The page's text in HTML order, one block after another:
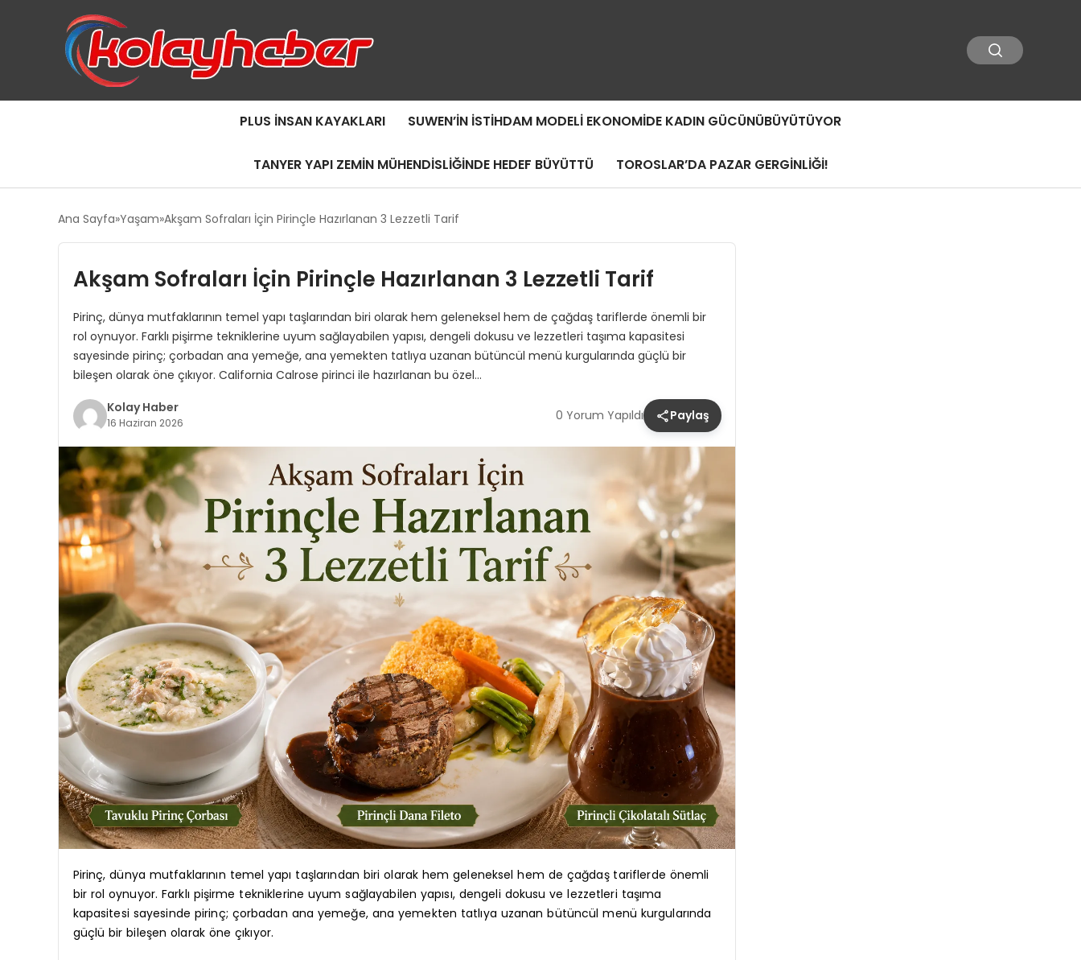
PLUS İNSAN KAYAKLARI SUWEN’IN İSTIHDAM MODELI EKONOMIDE KADIN GÜCÜNÜBÜYÜTÜYOR
TANYER YAPI ZEMIN MÜHENDISLIĞINDE HEDEF BÜYÜTTÜ TOROSLAR’DA PAZAR GERGİNLİĞİ!
Ana Sayfa Yaşam Akşam Sofraları İçin Pirinçle Hazırlanan 3 Lezzetli Tarif
Akşam Sofraları İçin Pirinçle Hazırlanan 3 Lezzetli Tarif
Pirinç, dünya mutfaklarının temel yapı taşlarından biri olarak hem geleneksel hem de çağdaş tariflerde önemli bir
rol oynuyor. Farklı pişirme tekniklerine uyum sağlayabilen yapısı, dengeli dokusu ve lezzetleri taşıma kapasitesi
sayesinde pirinç; çorbadan ana yemeğe, ana yemekten tatlıya uzanan bütüncül menü kurgularında güçlü bir
bileşen olarak öne çıkıyor. California Calrose pirinci ile hazırlanan bu özel…
Kolay Haber
16 Haziran 2026 0 Yorum Yapıldı Paylaş
Pirinç, dünya mutfaklarının temel yapı taşlarından biri olarak hem geleneksel hem de çağdaş tariflerde önemli
bir rol oynuyor. Farklı pişirme tekniklerine uyum sağlayabilen yapısı, dengeli dokusu ve lezzetleri taşıma
kapasitesi sayesinde pirinç; çorbadan ana yemeğe, ana yemekten tatlıya uzanan bütüncül menü kurgularında
güçlü bir bileşen olarak öne çıkıyor.